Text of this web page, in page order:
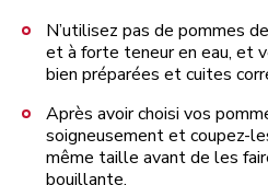
N’utilisez pas de pommes
et à forte teneur en eau, et
bien préparées et cuites
Après avoir choisi vos
soigneusement et coupez-
même taille avant de les
bouillante.